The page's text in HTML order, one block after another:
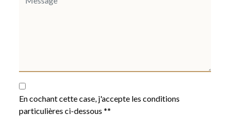
En cochant cette case, j'accepte les conditions
particulières ci-dessous **